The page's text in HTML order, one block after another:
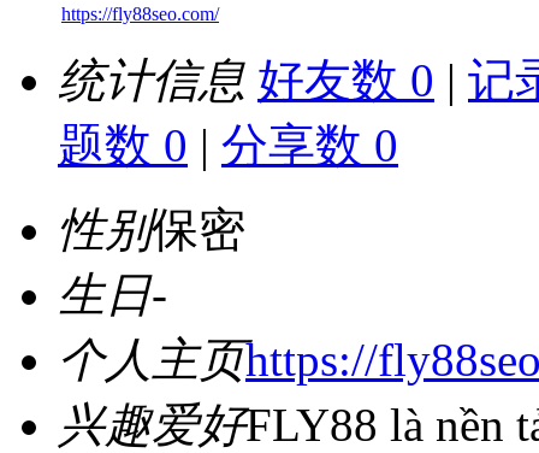
https://fly88seo.com/
统计信息 好友数 0 | 记
题数 0 | 分享数 0
性别保密
生日-
个人主页https://
兴趣爱好FLY88 là nền